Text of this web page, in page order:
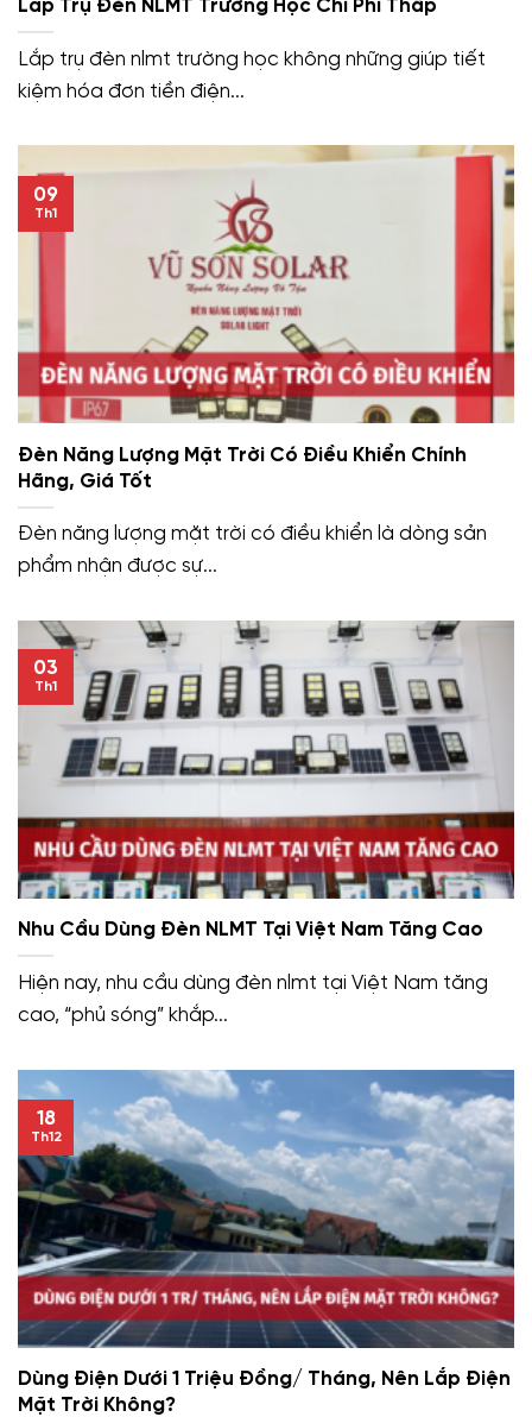
Lắp Trụ Đèn NLMT Trường Học Chi Phí Thấp
Lắp trụ đèn nlmt trường học không những giúp tiết
kiệm hóa đơn tiền điện...
Đèn Năng Lượng Mặt Trời Có Điều Khiển Chính
Hãng, Giá Tốt
Đèn năng lượng mặt trời có điều khiển là dòng sản
phẩm nhận được sự...
09
Th1
Nhu Cầu Dùng Đèn NLMT Tại Việt Nam Tăng Cao
Hiện nay, nhu cầu dùng đèn nlmt tại Việt Nam tăng
cao, “phủ sóng” khắp...
03
Th1
Dùng Điện Dưới 1 Triệu Đồng/ Tháng, Nên Lắp Điện
Mặt Trời Không?
18
Th12